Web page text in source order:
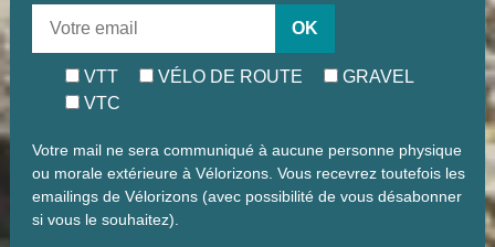
OK
VTT VÉLO DE ROUTE
GRAVEL
VTC
Votre mail ne sera communiqué à aucune personne physique
ou morale extérieure à Vélorizons. Vous recevrez toutefois les
emailings de Vélorizons (avec possibilité de vous désabonner
si vous le souhaitez).